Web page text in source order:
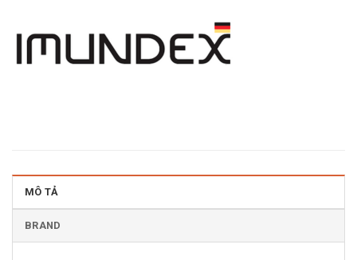
MÔ TẢ
BRAND